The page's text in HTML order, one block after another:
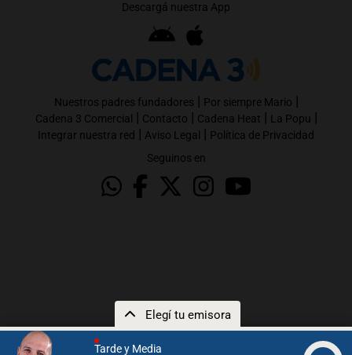
Tarde y Media
Elegí tu emisora
Descargá nuestra App
Nuestros padres fundadores | Por siempre Mario |
Cadena 3 Comercial | Contacto | Cadena Heat | La Popu |
Integrar nuestra red | Aviso Legal | Política de Privacidad
Seguinos en